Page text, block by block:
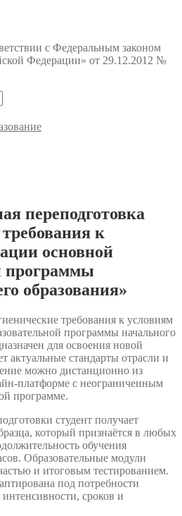
с Федеральным законом
Федерации» от 29.12.2012 №
переподготовка
к
основной
программы
образования»
требования к условиям
программы начального
для освоения новой
актуальные стандарты отрасли и
можно дистанционно из
платформе с неограниченным
программе.
студент получает
который признаётся в любых
обучения
Образовательные модули
и итоговым тестированием.
под потребности
интенсивности, сроков и